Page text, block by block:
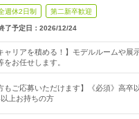
週休2日制 第二新卒歓迎
了予定日： 2026/12/24
ャリアを積める！】モデルルームや展
お任せします。
もご応募いただけます】《必須》高卒
上お持ちの方